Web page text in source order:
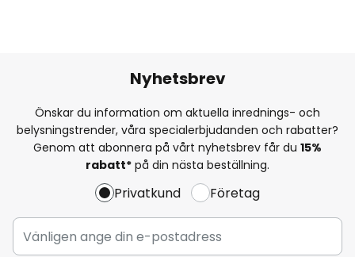
Nyhetsbrev
Önskar du information om aktuella inrednings- och
belysningstrender, våra specialerbjudanden och rabatter?
Genom att abonnera på vårt nyhetsbrev får du 15%
rabatt* på din nästa beställning.
Privatkund Företag